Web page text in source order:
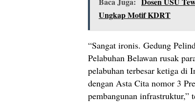
Ungkap Motif KDRT
“Sangat ironis. Gedung
Pelabuhan Belawan rusak
pelabuhan terbesar ketiga di
dengan Asta Cita nomor 3
pembangunan infrastruktur,”